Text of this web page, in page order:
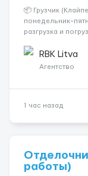
📦 Грузчик
разгрузка и
выполнение
Требования: ...
RBK Litva
Агентство
1 час назад
работы)